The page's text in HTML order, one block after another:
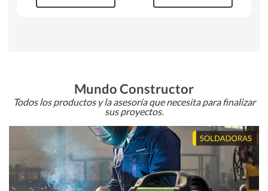
Mundo Constructor
Todos los productos y la asesoría que necesita para finalizar
sus proyectos.